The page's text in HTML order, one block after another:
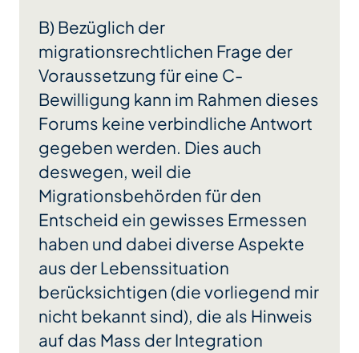
B) Bezüglich der
migrationsrechtlichen Frage der
Voraussetzung für eine C-
Bewilligung kann im Rahmen dieses
Forums keine verbindliche Antwort
gegeben werden. Dies auch
deswegen, weil die
Migrationsbehörden für den
Entscheid ein gewisses Ermessen
haben und dabei diverse Aspekte
aus der Lebenssituation
berücksichtigen (die vorliegend mir
nicht bekannt sind), die als Hinweis
auf das Mass der Integration